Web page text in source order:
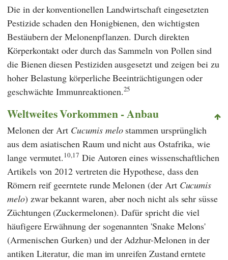
Die in der konventionellen Landwirtschaft eingesetzten
Pestizide schaden den Honigbienen, den wichtigsten
Bestäubern der Melonenpflanzen. Durch direkten
Körperkontakt oder durch das Sammeln von Pollen sind
die Bienen diesen Pestiziden ausgesetzt und zeigen bei zu
hoher Belastung körperliche Beeinträchtigungen oder
geschwächte Immunreaktionen.25
Weltweites Vorkommen - Anbau
Melonen der Art Cucumis melostammen ursprünglich
aus dem asiatischen Raum und nicht aus Ostafrika, wie
lange vermutet.10,17 Die Autoren eines wissenschaftlichen
Artikels von 2012 vertreten die Hypothese, dass den
Römern reif geerntete runde Melonen (der Art Cucumis
melo) zwar bekannt waren, aber noch nicht als sehr süsse
Züchtungen (Zuckermelonen). Dafür spricht die viel
häufigere Erwähnung der sogenannten 'Snake Melons'
(Armenischen Gurken) und der Adzhur-Melonen in der
antiken Literatur, die man im unreifen Zustand erntete